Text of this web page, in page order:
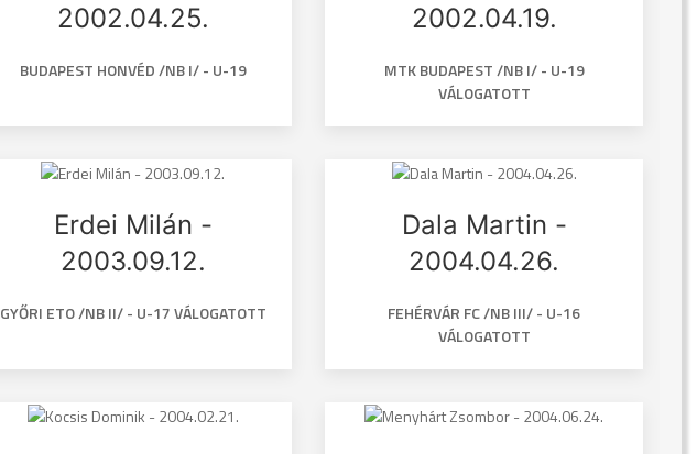
2002.04.25.
BUDAPEST HONVÉD /NB I/ - U-19
2002.04.19.
MTK BUDAPEST /NB I/ - U-19
VÁLOGATOTT
Erdei Milán -
2003.09.12.
GYŐRI ETO /NB II/ - U-17 VÁLOGATOTT
Dala Martin -
2004.04.26.
FEHÉRVÁR FC /NB III/ - U-16
VÁLOGATOTT